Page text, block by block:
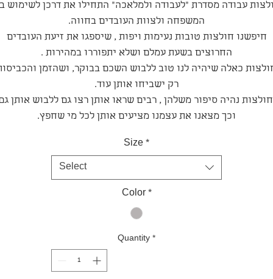
עבודה מסדרת "לעבודה ולמלאכה" התחילו את דרכן לשימוש
המשפחה ולצוות העובדים בחווה.
חיפשנו חולצות טובות נעימות ויפות , שיספגו את זיעת העובדים
החרוצים בשעת עמלם ושלא יתפוררו במהירות .
כאלה שיהיה לנו טוב ללבוש השכם בבוקר, ושהזמן
רק ישביחו אותן עוד.
נהיה סיפור משלהן , רבים שראו אותן רצו גם ללבוש אותן
וכך מצאנו את עצמנו מציעים אותן לכל מי שחפץ.
Size *
Select
Color *
Quantity *